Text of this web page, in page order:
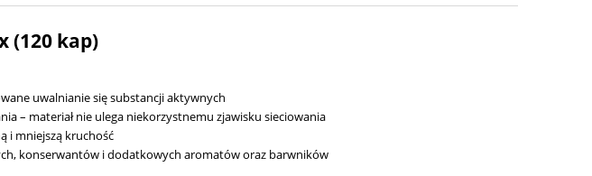
Cena nie zawiera ewentualnych kosztów
płatności
(120 kap)
uwalnianie się substancji aktywnych
– materiał nie ulega niekorzystnemu zjawisku sieciowania
i mniejszą kruchość
konserwantów i dodatkowych aromatów oraz barwników